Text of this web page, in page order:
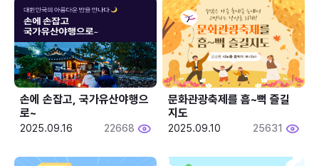
손에 손잡고, 국가유산야행으
로~
2025.09.16 22668
문화관광축제를 흠~뻑 즐길
지도
2025.09.10 25631